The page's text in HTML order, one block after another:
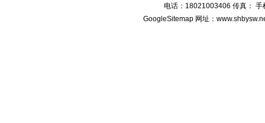
电话：18021003406 传真： 手
GoogleSitemap 网址：